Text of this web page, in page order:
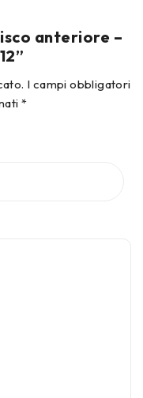
anteriore –
I campi obbligatori
*